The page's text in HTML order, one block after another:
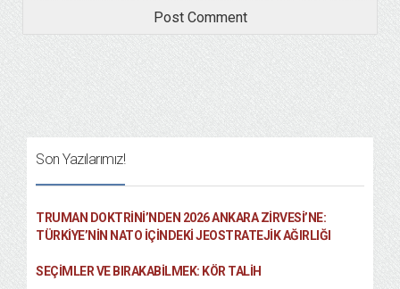
Son Yazılarımız!
TRUMAN DOKTRINI’NDEN 2026 ANKARA ZIRVESI’NE:
TÜRKIYE’NIN NATO İÇINDEKI JEOSTRATEJIK AĞIRLIĞI
SEÇIMLER VE BIRAKABILMEK: KÖR TALIH